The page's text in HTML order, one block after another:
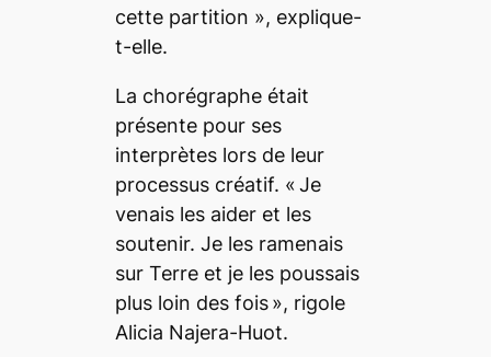
cette partition », explique-
t-elle.
La chorégraphe était
présente pour ses
interprètes lors de leur
processus créatif. «Je
venais les aider et les
soutenir. Je les ramenais
sur Terre et je les poussais
plus loin des fois», rigole
Alicia Najera-Huot.